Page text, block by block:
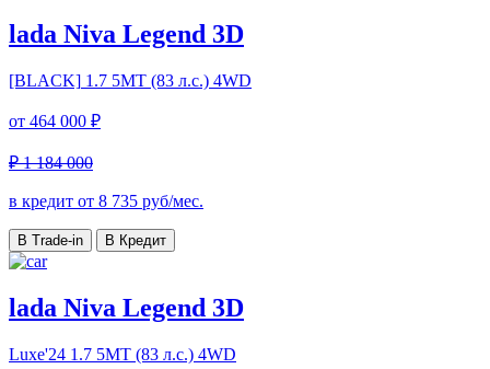
lada Niva Legend 3D
[BLACK] 1.7 5МТ (83 л.с.) 4WD
от 464 000 ₽
₽ 1 184 000
в кредит от 8 735 руб/мес.
В Trade-in В Кредит
lada Niva Legend 3D
Luxe'24 1.7 5МТ (83 л.с.) 4WD